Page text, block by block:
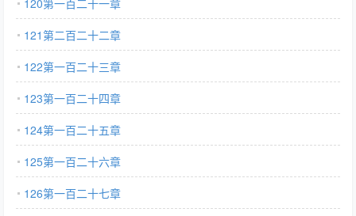
120第一百二十一章
121第二百二十二章
122第一百二十三章
123第一百二十四章
124第一百二十五章
125第一百二十六章
126第一百二十七章